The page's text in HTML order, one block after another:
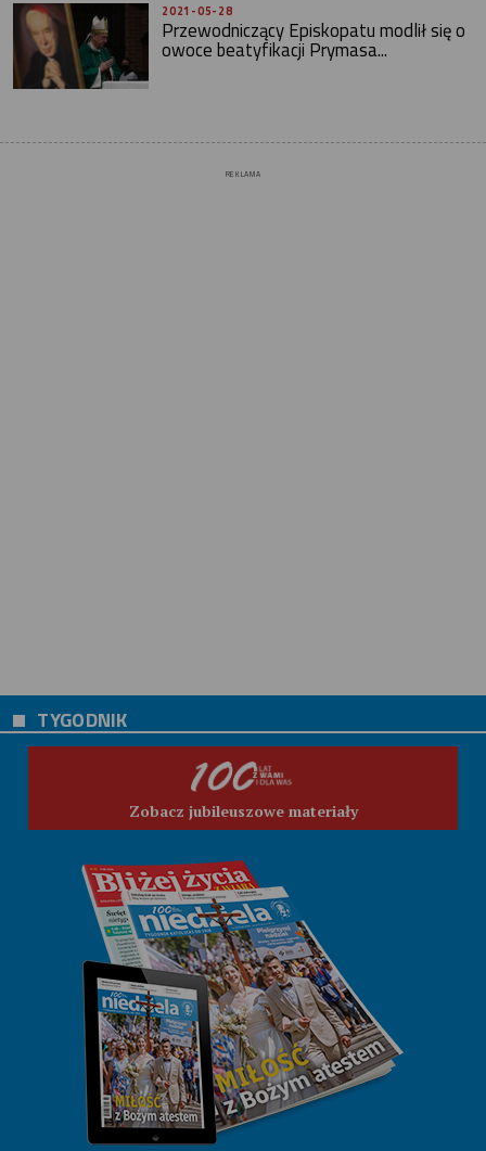
2021-05-28
Przewodniczący Episkopatu modlił się o
owoce beatyfikacji Prymasa...
REKLAMA
TYGODNIK
Zobacz jubileuszowe materiały